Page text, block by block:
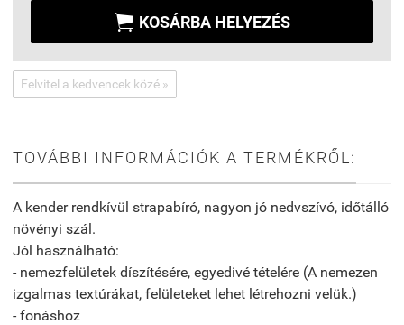
 KOSÁRBA HELYEZÉS
Felvitel a kedvencek közé »
TOVÁBBI INFORMÁCIÓK A TERMÉKRŐL:
A kender rendkívül strapabíró, nagyon jó nedvszívó, időtálló
növényi szál.
Jól használható:
- nemezfelületek díszítésére, egyedivé tételére (A nemezen
izgalmas textúrákat, felületeket lehet létrehozni velük.)
- fonáshoz